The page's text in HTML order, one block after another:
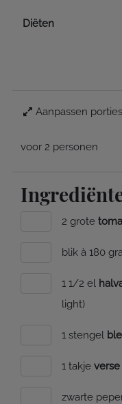
Diëten
Aanpassen
voor 2 personen
2 grote
blik à 180
1 1/2 el
light)
1 stengel
1 takje
zwarte